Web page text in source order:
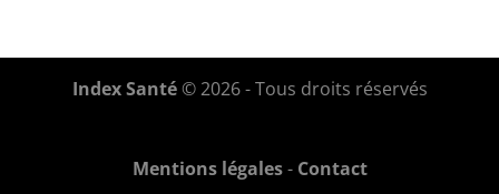
Index Santé© 2026 - Tous droits réservés
Mentions légales- Contact